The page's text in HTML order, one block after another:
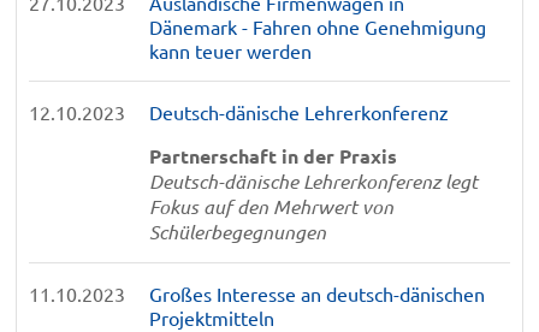
Dänemark - Fahren ohne Genehmigung
kann teuer werden
12.10.2023 Deutsch-dänische Lehrerkonferenz
Partnerschaft in der Praxis
Deutsch-dänische Lehrerkonferenz legt
Fokus auf den Mehrwert von
Schülerbegegnungen
11.10.2023
Großes Interesse an deutsch-dänischen
Projektmitteln